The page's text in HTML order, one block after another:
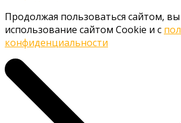
Продолжая пользоваться сайтом,
использование сайтом Cookie и с
конфиденциальности